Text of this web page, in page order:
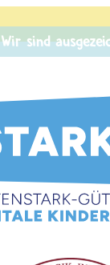
Wir sind